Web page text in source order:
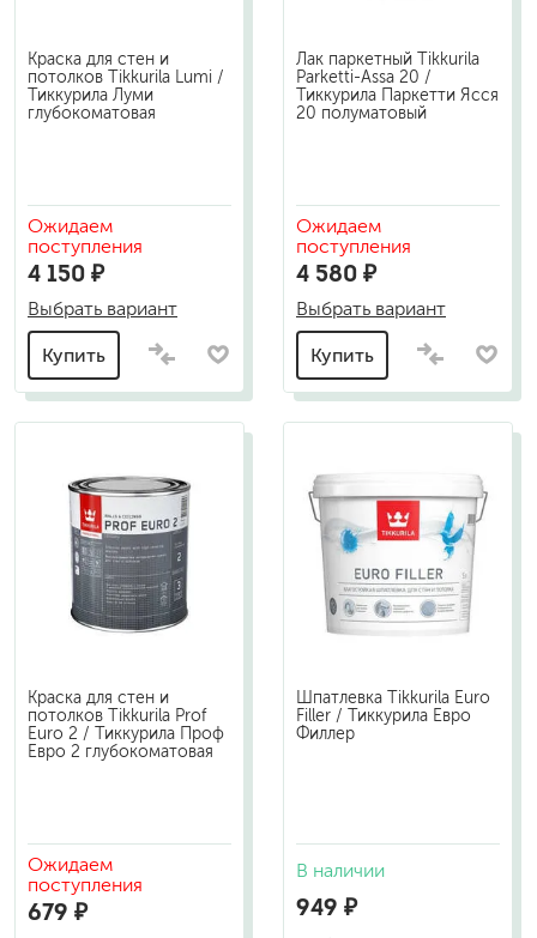
Краска для стен и
потолков Tikkurila Lumi /
Тиккурила Луми
глубокоматовая
Ожидаем
поступления
4 150 ₽
Выбрать вариант
Купить
Лак паркетный Tikkurila
Parketti-Assa 20 /
Тиккурила Паркетти Ясся
20 полуматовый
Ожидаем
поступления
4 580 ₽
Выбрать вариант
Купить
Краска для стен и
потолков Tikkurila Prof
Euro 2 / Тиккурила Проф
Евро 2 глубокоматовая
Ожидаем
поступления
679 ₽
Шпатлевка Tikkurila Euro
Filler / Тиккурила Евро
Филлер
В наличии
949 ₽